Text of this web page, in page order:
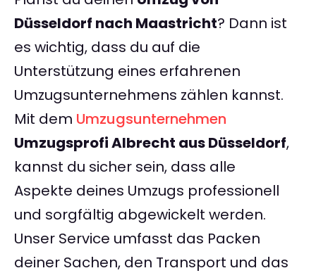
Düsseldorf nach Maastricht? Dann ist
es wichtig, dass du auf die
Unterstützung eines erfahrenen
Umzugsunternehmens zählen kannst.
Mit dem Umzugsunternehmen
Umzugsprofi Albrecht aus Düsseldorf,
kannst du sicher sein, dass alle
Aspekte deines Umzugs professionell
und sorgfältig abgewickelt werden.
Unser Service umfasst das Packen
deiner Sachen, den Transport und das